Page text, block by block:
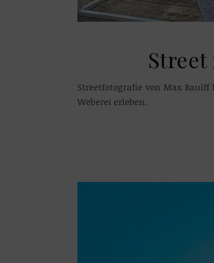
Street
Streetfotografie von Max
Weberei erleben.